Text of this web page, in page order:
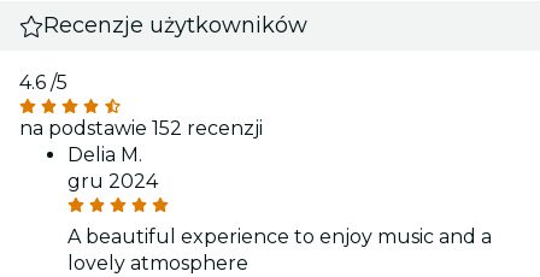
Recenzje użytkowników
4.6 /5
na podstawie 152 recenzji
Delia M.
gru 2024
A beautiful experience to enjoy music and a
lovely atmosphere